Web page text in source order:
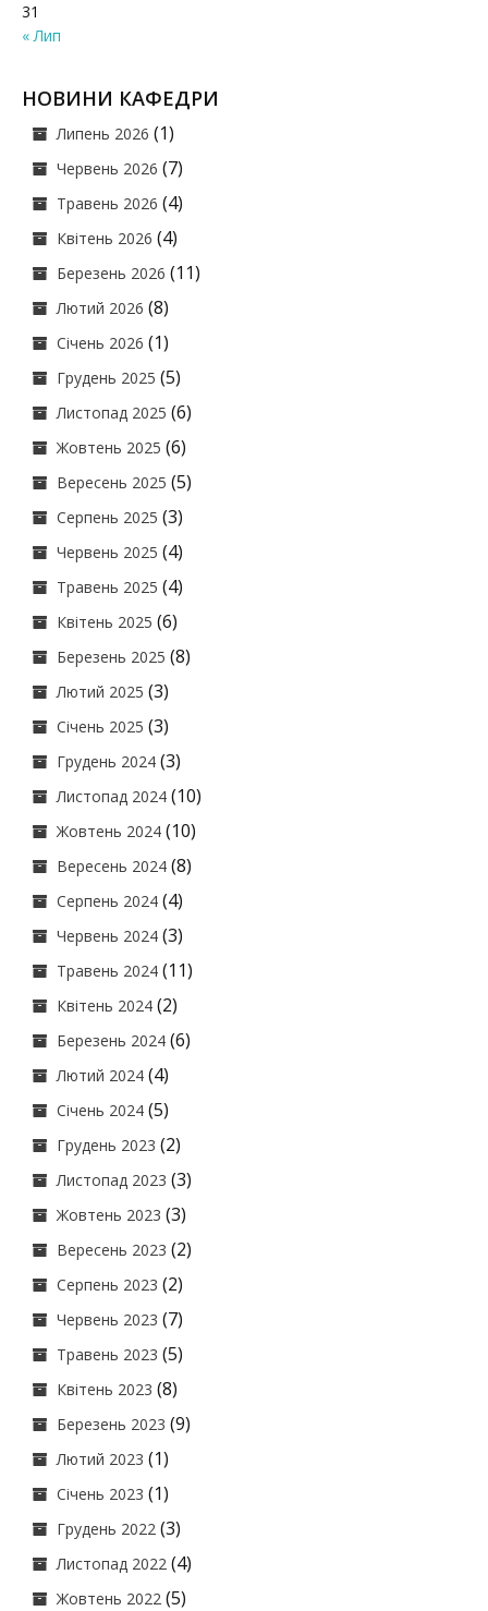
« Лип
31
НОВИНИ КАФЕДРИ
Липень 2026 (1)
Червень 2026 (7)
Травень 2026 (4)
Квітень 2026 (4)
Березень 2026 (11)
Лютий 2026 (8)
Січень 2026 (1)
Грудень 2025 (5)
Листопад 2025 (6)
Жовтень 2025 (6)
Вересень 2025 (5)
Серпень 2025 (3)
Червень 2025 (4)
Травень 2025 (4)
Квітень 2025 (6)
Березень 2025 (8)
Лютий 2025 (3)
Січень 2025 (3)
Грудень 2024 (3)
Листопад 2024 (10)
Жовтень 2024 (10)
Вересень 2024 (8)
Серпень 2024 (4)
Червень 2024 (3)
Травень 2024 (11)
Квітень 2024 (2)
Березень 2024 (6)
Лютий 2024 (4)
Січень 2024 (5)
Грудень 2023 (2)
Листопад 2023 (3)
Жовтень 2023 (3)
Вересень 2023 (2)
Серпень 2023 (2)
Червень 2023 (7)
Травень 2023 (5)
Квітень 2023 (8)
Березень 2023 (9)
Лютий 2023 (1)
Січень 2023 (1)
Грудень 2022 (3)
Листопад 2022 (4)
Жовтень 2022 (5)